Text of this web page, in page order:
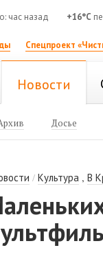
час назад +16°C
Спецпроект
Новости
Досье
/Культура ,В